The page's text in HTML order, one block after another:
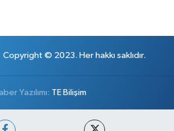
Copyright © 2023. Her hakkı saklıdır.
Yazılımı: TE Bilişim